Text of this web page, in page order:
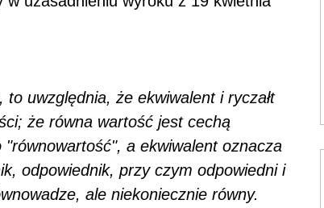
uwzględnia, że ekwiwalent i ryczałt
że równa wartość jest cechą
a ekwiwalent oznacza
odpowiednik, przy czym odpowiedni i
ale niekoniecznie równy.